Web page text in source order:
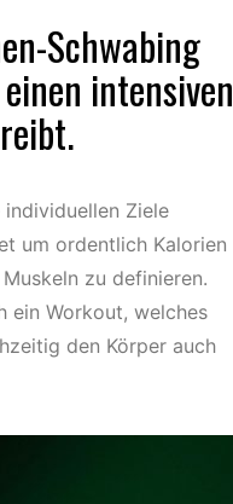
Schwabing
intensiven
Ziele
um ordentlich Kalorien
zu definieren.
ein Workout, welches
den Körper auch